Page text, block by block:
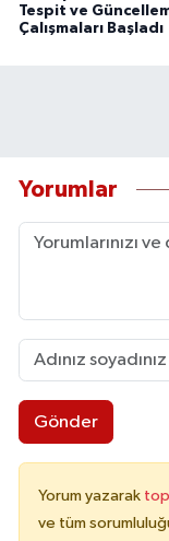
Tespit ve
Çalışmaları Başladı
Yorumlar
Gönder
Yorum yazarak
ve tüm